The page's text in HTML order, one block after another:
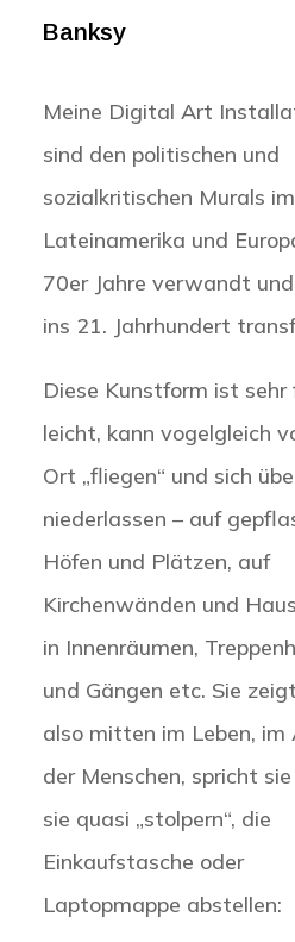
Banksy
Meine Digital Art
sind den politischen und
sozialkritischen Murals im
Lateinamerika und
70er Jahre verwandt
ins 21. Jahrhundert
Diese Kunstform ist sehr
leicht, kann vogelgleich
Ort „fliegen“ und sich
niederlassen – auf
Höfen und Plätzen, auf
Kirchenwänden und
in Innenräumen,
und Gängen etc. Sie
also mitten im Leben, im
der Menschen, spricht
sie quasi „stolpern“, die
Einkaufstasche oder
Laptopmappe abstellen: